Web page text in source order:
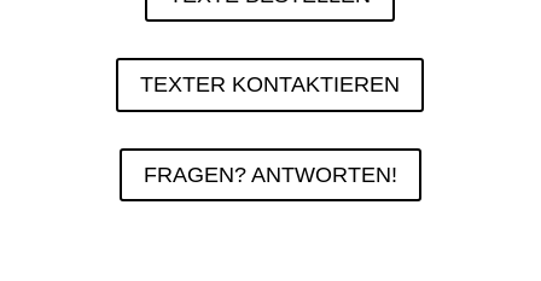
TEXTER KONTAKTIEREN
FRAGEN? ANTWORTEN!